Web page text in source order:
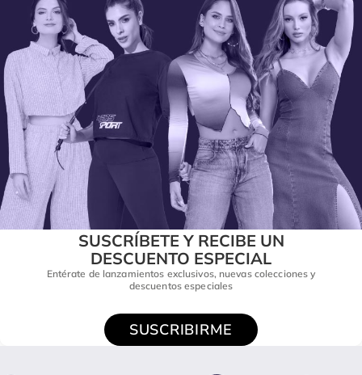
SUSCRÍBETE Y RECIBE UN
DESCUENTO ESPECIAL
Entérate de lanzamientos exclusivos, nuevas colecciones y
descuentos especiales
SUSCRIBIRME